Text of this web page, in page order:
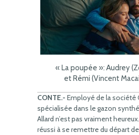
« La poupée »: Audrey
et Rémi (Vincent
CONTE.- Employé de la société
spécialisée dans le gazon
Allard n’est pas vraiment
réussi à se remettre du départ